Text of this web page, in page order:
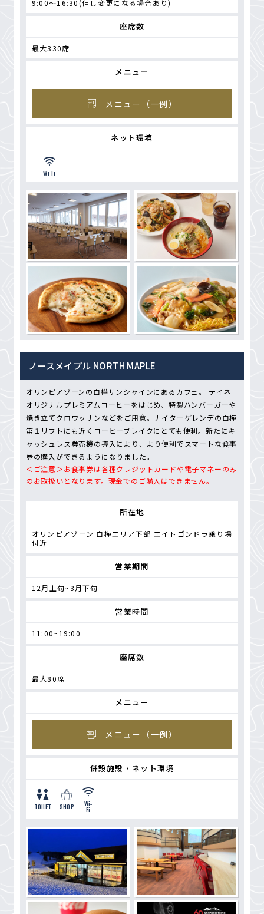
9:00～16:30(但し変更になる場合あり)
座席数
最大330席
メニュー
メニュー（一例）
ネット環境
Wi-Fi
ノースメイプル NORTH MAPLE
オリンピアゾーンの白樺サンシャインにあるカフェ。 テイネ
オリジナルプレミアムコーヒーをはじめ、特製ハンバーガーや
焼き立てクロワッサンなどをご用意。ナイターゲレンデの白樺
第１リフトにも近くコーヒーブレイクにとても便利。新たにキ
ャッシュレス券売機の導入により、より便利でスマートな食事
券の購入ができるようになりました。
＜ご注意＞お食事券は各種クレジットカードや電子マネーのみ
のお取扱いとなります。現金でのご購入はできません。
所在地
オリンピアゾーン 白樺エリア下部 エイトゴンドラ乗り場
付近
営業期間
12月上旬~3月下旬
営業時間
11:00~19:00
座席数
最大80席
メニュー
メニュー（一例）
併設施設・ネット環境
TOILET SHOP Wi-
Fi